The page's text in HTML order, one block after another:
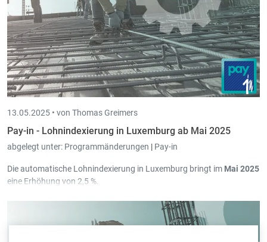
Mindestlohn (Qualifiziert): 3.165,35 => 3.244,48
Mindest-Stundenlohn (Qualifiziert): 18,2968 => 18,7542
Minimum Bemessungsgrundlage Pensionäre
(Krankenkasse - Natur(Pflege)): 3.429,13 => 3.514,86
Minimum Stundenlohn Bemessungsgrundlage Pensionäre
(Krankenkasse - Natur(Pflege)): 19,8216 => 20,3171
Obergrenze Krankenkasse: 13.188,96 => 13.518,68
Obergrenze Pensionskasse: 13.188,96 => 13.518,68
13.05.2025 • von Thomas Greimers
Pay-in - Lohnindexierung in Luxemburg ab Mai 2025
abgelegt unter: Programmänderungen | Pay-in
Die automatische Lohnindexierung in Luxemburg bringt im Mai 2025
eine Erhöhung von 2,5 %.